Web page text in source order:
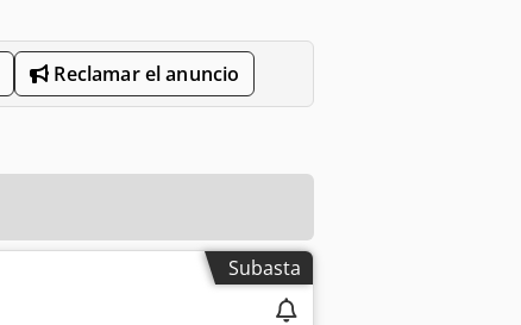
Reclamar el anuncio
Subasta